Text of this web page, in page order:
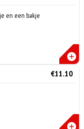
en een bakje
€11.10